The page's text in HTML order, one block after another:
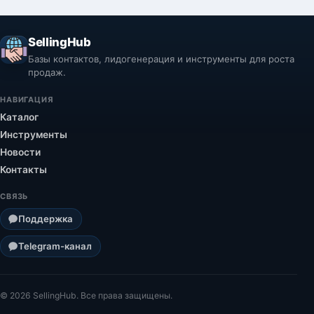
SellingHub
Базы контактов, лидогенерация и инструменты для роста
продаж.
НАВИГАЦИЯ
Каталог
Инструменты
Новости
Контакты
СВЯЗЬ
Поддержка
Telegram-канал
© 2026 SellingHub. Все права защищены.